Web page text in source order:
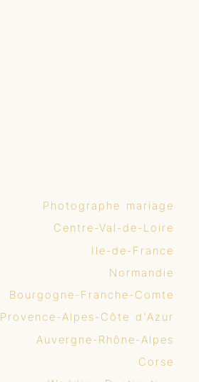
Photographe mariage
Centre-Val-de-Loire
Ile-de-France
Normandie
Bourgogne-Franche-Comte
Provence-Alpes-Côte d'Azur
Auvergne-Rhône-Alpes
Corse